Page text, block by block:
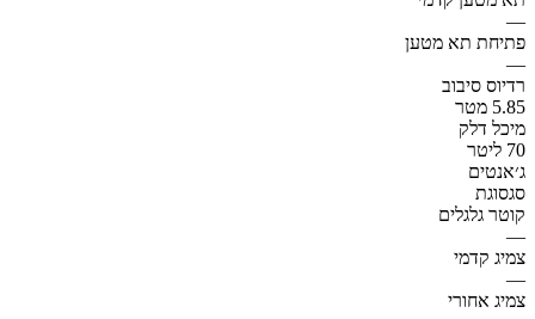
—
פתיחת תא מטען
—
רדיוס סיבוב
5.85 מטר
מיכל דלק
70 ליטר
ג׳אנטים
סגסוגת
קוטר גלגלים
—
צמיג קדמי
—
צמיג אחורי